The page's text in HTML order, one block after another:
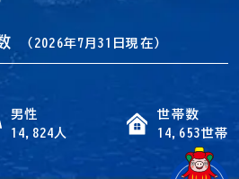
（2026年7月31日現在）
男性
14,824人
世帯数
14,653世帯